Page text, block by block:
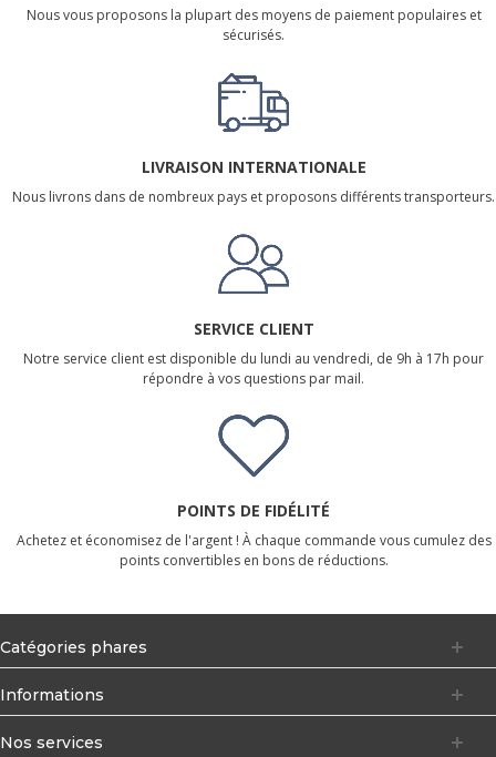
Nous vous proposons la plupart des moyens de paiement populaires et
sécurisés.
LIVRAISON INTERNATIONALE
Nous livrons dans de nombreux pays et proposons différents transporteurs.
SERVICE CLIENT
Notre service client est disponible du lundi au vendredi, de 9h à 17h pour
répondre à vos questions par mail.
POINTS DE FIDÉLITÉ
Achetez et économisez de l'argent ! À chaque commande vous cumulez des
points convertibles en bons de réductions.
Catégories phares
Informations
Nos services